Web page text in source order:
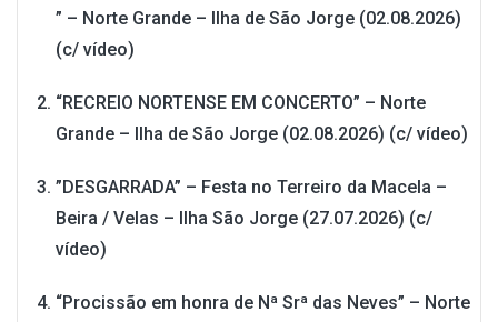
” – Norte Grande – Ilha de São Jorge (02.08.2026)
(c/ vídeo)
“RECREIO NORTENSE EM CONCERTO” – Norte
Grande – Ilha de São Jorge (02.08.2026) (c/ vídeo)
”DESGARRADA” – Festa no Terreiro da Macela –
Beira / Velas – Ilha São Jorge (27.07.2026) (c/
vídeo)
“Procissão em honra de Nª Srª das Neves” – Norte